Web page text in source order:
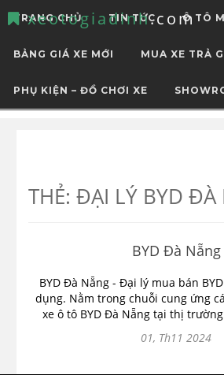
TRANG CHỦ TIN TỨC Ô TÔ
BẢNG GIÁ XE MỚI MUA XE TRẢ
PHỤ KIỆN – ĐỒ CHƠI XE
xeotogiadinh.com
THẺ: ĐẠI LÝ BYD ĐÀ
BYD Đà Nẵng
BYD Đà Nẵng - Đại lý mua bán
dụng. Nằm trong chuỗi cung ứng
xe ô tô BYD Đà Nẵng tại thị trường
01, Th11 2024